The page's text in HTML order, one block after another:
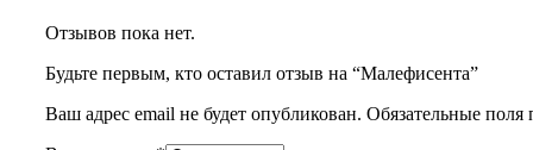
Отзывов пока нет.
Будьте первым, кто оставил отзыв на “Малефисента”
Ваш адрес email не будет опубликован. Обязательные